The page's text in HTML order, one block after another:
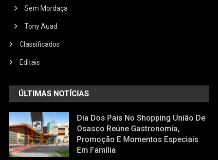
Sem Mordaça
Tony Auad
Classificados
Editais
ÚLTIMAS NOTÍCIAS
Dia Dos Pais No Shopping União De
Osasco Reúne Gastronomia,
Promoção E Momentos Especiais
Em Família